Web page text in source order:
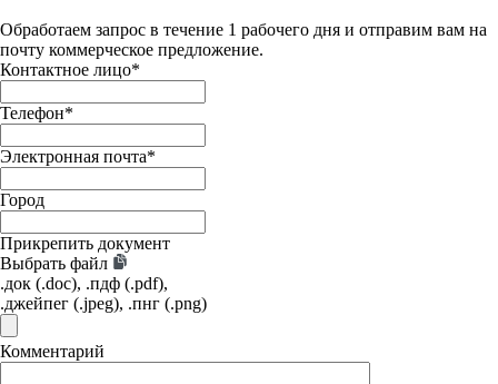
Обработаем запрос в течение 1 рабочего дня и отправим вам на
почту коммерческое предложение.
Контактное лицо*
Телефон*
Электронная почта*
Город
Прикрепить документ
Выбрать файл
.док (.doc), .пдф (.pdf),
.джейпег (.jpeg), .пнг (.png)
Комментарий